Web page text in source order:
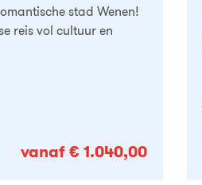
stad Wenen!
reis vol cultuur en
vanaf € 1.040,00